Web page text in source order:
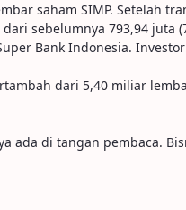
saham SIMP. Setelah
sebelumnya 793,94 juta
Bank Indonesia.
dari 5,40 miliar
ada di tangan pembaca.